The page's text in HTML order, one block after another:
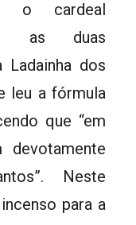
o cardeal
as duas
dos
leu a fórmula
que “em
Neste
para a